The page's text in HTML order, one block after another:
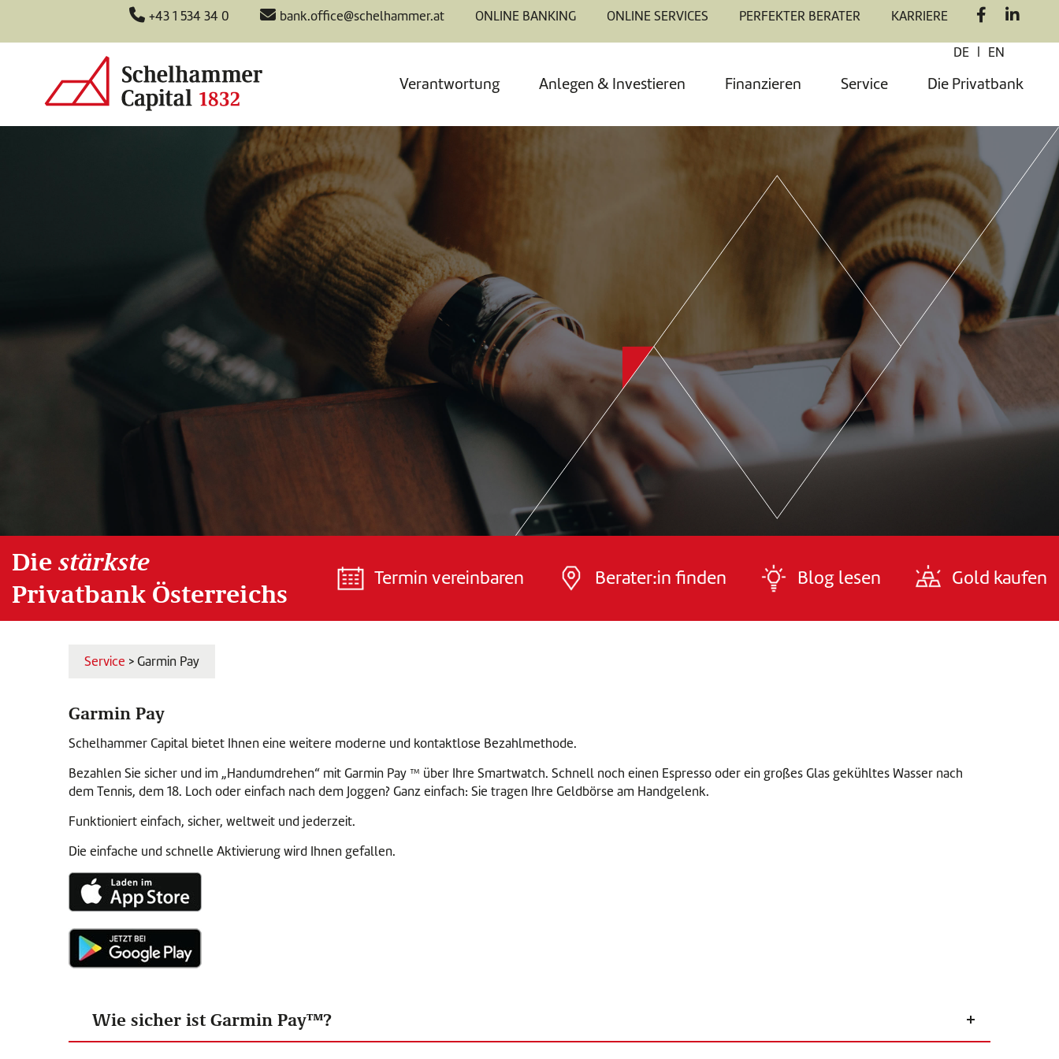
+43 1 534 34 0 bank.office@schelhammer.at ONLINE BANKING ONLINE SERVICES PERFEKTER BERATER KARRIERE
DE | EN
Verantwortung Anlegen & Investieren Finanzieren Service Die Privatbank
Diestärkste
Privatbank Österreichs
Termin vereinbaren Berater:in finden Blog lesen Gold kaufen
Service > Garmin Pay
Garmin Pay
Schelhammer Capital bietet Ihnen eine weitere moderne und kontaktlose Bezahlmethode.
Bezahlen Sie sicher und im „Handumdrehen“ mit Garmin Pay ™ über Ihre Smartwatch. Schnell noch einen Espresso oder ein großes Glas gekühltes Wasser nach
dem Tennis, dem 18. Loch oder einfach nach dem Joggen? Ganz einfach: Sie tragen Ihre Geldbörse am Handgelenk.
Funktioniert einfach, sicher, weltweit und jederzeit.
Die einfache und schnelle Aktivierung wird Ihnen gefallen.
Wie sicher ist Garmin Pay™?